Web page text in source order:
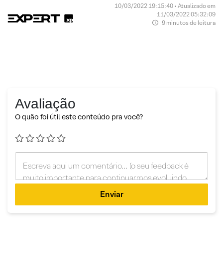
10/03/2022 19:15:40 • Atualizado em
11/03/2022 05:32:09
9 minutos de leitura
Avaliação
O quão foi útil este conteúdo pra você?
Enviar